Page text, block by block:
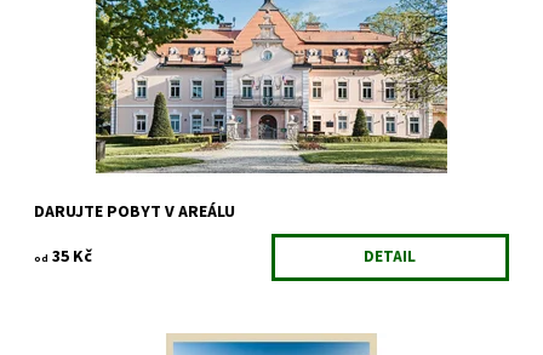
DARUJTE POBYT V AREÁLU
od 35 Kč DETAIL